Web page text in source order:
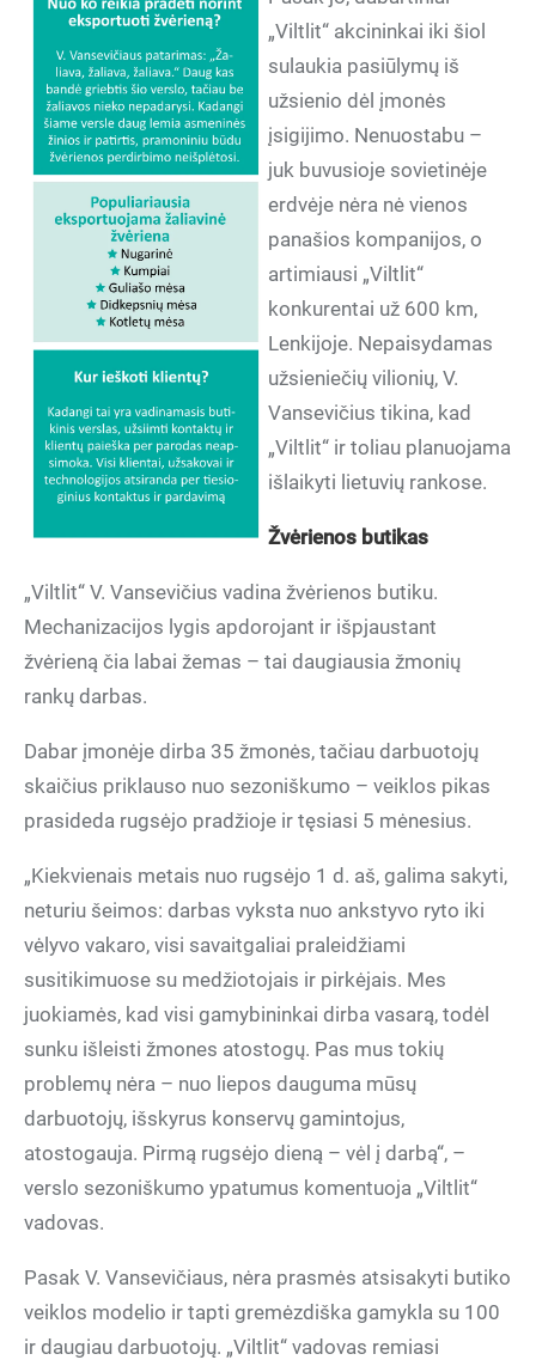
„Viltlit“ akcininkai iki šiol
sulaukia pasiūlymų iš
užsienio dėl įmonės
įsigijimo. Nenuostabu –
juk buvusioje sovietinėje
erdvėje nėra nė vienos
panašios kompanijos, o
artimiausi „Viltlit“
konkurentai už 600 km,
Lenkijoje. Nepaisydamas
užsieniečių vilionių, V.
Vansevičius tikina, kad
„Viltlit“ ir toliau planuojama
išlaikyti lietuvių rankose.
Žvėrienos butikas
„Viltlit“ V. Vansevičius vadina žvėrienos butiku.
Mechanizacijos lygis apdorojant ir išpjaustant
žvėrieną čia labai žemas – tai daugiausia žmonių
rankų darbas.
Dabar įmonėje dirba 35 žmonės, tačiau darbuotojų
skaičius priklauso nuo sezoniškumo – veiklos pikas
prasideda rugsėjo pradžioje ir tęsiasi 5 mėnesius.
„Kiekvienais metais nuo rugsėjo 1 d. aš, galima sakyti,
neturiu šeimos: darbas vyksta nuo ankstyvo ryto iki
vėlyvo vakaro, visi savaitgaliai praleidžiami
susitikimuose su medžiotojais ir pirkėjais. Mes
juokiamės, kad visi gamybininkai dirba vasarą, todėl
sunku išleisti žmones atostogų. Pas mus tokių
problemų nėra – nuo liepos dauguma mūsų
darbuotojų, išskyrus konservų gamintojus,
atostogauja. Pirmą rugsėjo dieną – vėl į darbą“, –
verslo sezoniškumo ypatumus komentuoja „Viltlit“
vadovas.
Pasak V. Vansevičiaus, nėra prasmės atsisakyti butiko
veiklos modelio ir tapti gremėzdiška gamykla su 100
ir daugiau darbuotojų. „Viltlit“ vadovas remiasi